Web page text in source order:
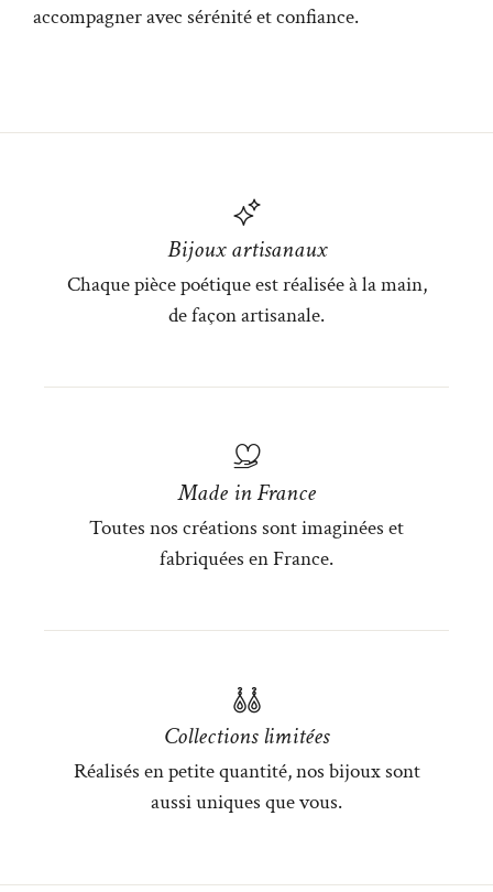
accompagner avec sérénité et confiance.
Bijoux artisanaux
Chaque pièce poétique est réalisée à la main,
de façon artisanale.
Made in France
Toutes nos créations sont imaginées et
fabriquées en France.
Collections limitées
Réalisés en petite quantité, nos bijoux sont
aussi uniques que vous.